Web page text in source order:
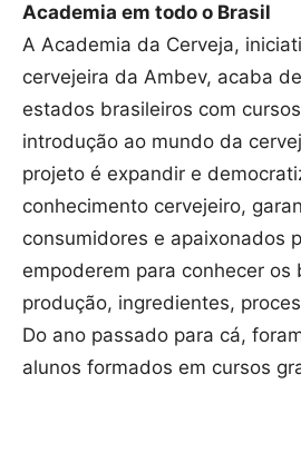
Academia em todo o Brasil
A Academia da Cerveja,
cervejeira da Ambev, acaba
estados brasileiros com
introdução ao mundo da
projeto é expandir e
conhecimento cervejeiro,
consumidores e apaixonados
empoderem para conhecer os
produção, ingredientes,
Do ano passado para cá,
alunos formados em cursos